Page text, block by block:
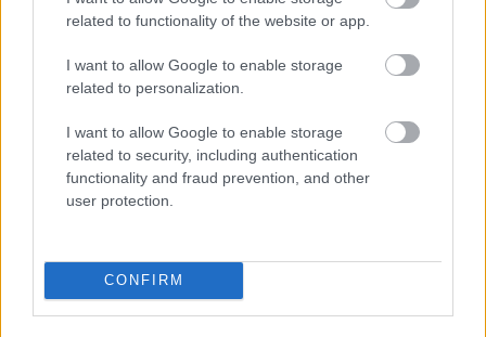
related to functionality of the website or app.
I want to allow Google to enable storage
related to personalization.
I want to allow Google to enable storage
related to security, including authentication
functionality and fraud prevention, and other
user protection.
CONFIRM
περίοδο με τρεις πτήσεις την εβδομάδα που θα
πτήσεις μεταξύ Παρισιού-Charles de Gaulle και
Κέιπ Τάουν (Νότια Αφρική) στις 30 Οκτωβρίου
2022, οι οποίες είχαν ανασταλεί από την αρχή της
εκτελούνται με Boeing 787-9. Εκτός από το Κέιπ
Τάουν η Air France πραγματοποιεί 7 εβδομαδιαίες